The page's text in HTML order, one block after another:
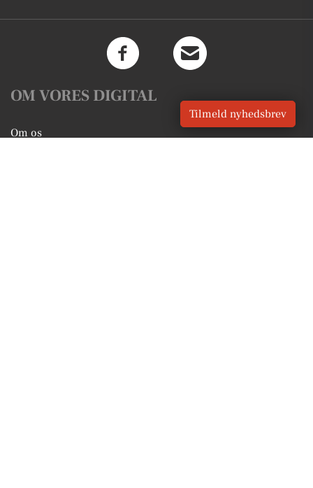
OM VORES DIGITAL
Om os
Tilmeld nyhedsbrev